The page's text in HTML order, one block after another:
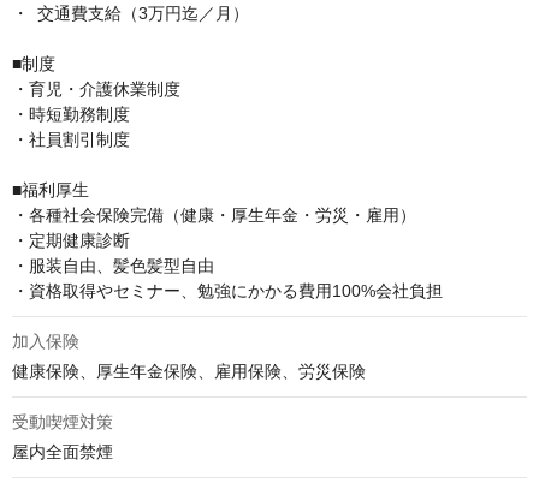
・ 交通費支給（3万円迄／月）
■制度
・育児・介護休業制度
・時短勤務制度
・社員割引制度
■福利厚生
・各種社会保険完備（健康・厚生年金・労災・雇用）
・定期健康診断
・服装自由、髪色髪型自由
・資格取得やセミナー、勉強にかかる費用100%会社負担
加入保険
健康保険、厚生年金保険、雇用保険、労災保険
受動喫煙対策
屋内全面禁煙